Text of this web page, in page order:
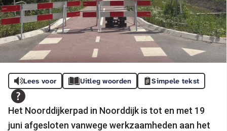
Lees voor Uitleg woorden Simpele tekst
Het Noorddijkerpad in Noorddijk is tot en met 19
juni afgesloten vanwege werkzaamheden aan het